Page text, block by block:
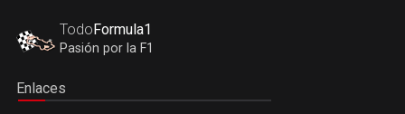
TodoFormula1
Pasión por la F1
Enlaces